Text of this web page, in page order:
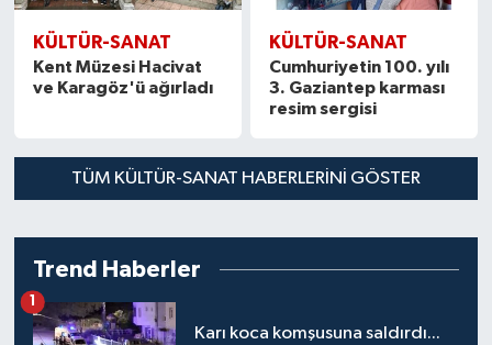
KÜLTÜR-SANAT
Kent Müzesi Hacivat
ve Karagöz'ü ağırladı
KÜLTÜR-SANAT
Cumhuriyetin 100. yılı
3. Gaziantep karması
resim sergisi
TÜM KÜLTÜR-SANAT HABERLERINI GÖSTER
Trend Haberler
Karı koca komşusuna saldırdı...